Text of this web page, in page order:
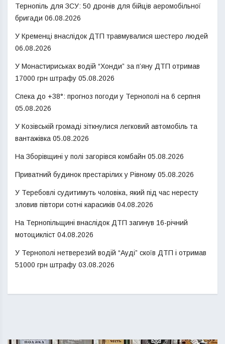
Тернопіль для ЗСУ: 50 дронів для бійців аеромобільної
бригади 06.08.2026
У Кременці внаслідок ДТП травмувалися шестеро людей
06.08.2026
У Монастириськах водій “Хонди” за п’яну ДТП отримав
17000 грн штрафу 05.08.2026
Спека до +38°: прогноз погоди у Тернополі на 6 серпня
05.08.2026
У Козівській громаді зіткнулися легковий автомобіль та
вантажівка 05.08.2026
На Зборівщині у полі загорівся комбайн 05.08.2026
Приватний будинок престарілих у Рівному 05.08.2026
У Теребовлі судитимуть чоловіка, який під час нересту
зловив півтори сотні карасиків 04.08.2026
На Тернопільщині внаслідок ДТП загинув 16-річний
мотоцикліст 04.08.2026
У Тернополі нетверезий водій “Ауді” скоїв ДТП і отримав
51000 грн штрафу 03.08.2026